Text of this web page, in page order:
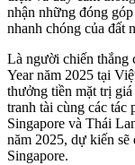
nhận những đóng
nhanh chóng của đất
Là người chiến thắng
Year năm 2025 tại
thưởng tiền mặt trị
tranh tài cùng các tác
Singapore và Thái
năm 2025, dự kiến
Singapore.